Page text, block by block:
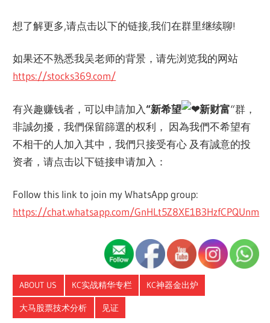
想了解更多,请点击以下的链接,我们在群里继续聊!
如果还不熟悉我吴老师的背景，请先浏览我的网站
https://stocks369.com/
有兴趣赚钱者，可以申請加入“新希望 新财富“群，
非誠勿擾，我們保留篩選的权利， 因為我們不希望有
不相干的人加入其中，我們只接受有心 及有誠意的投
资者，请点击以下链接申请加入：
Follow this link to join my WhatsApp group:
https://chat.whatsapp.com/GnHLt5Z8XE1B3HzfCPQUnm
ABOUT US KC实战精华专栏 KC神器金出炉
大马股票技术分析 见证